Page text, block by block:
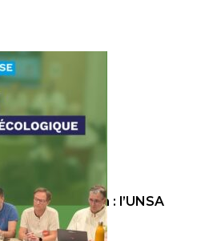
de l’éducation : l’UNSA
les lignes